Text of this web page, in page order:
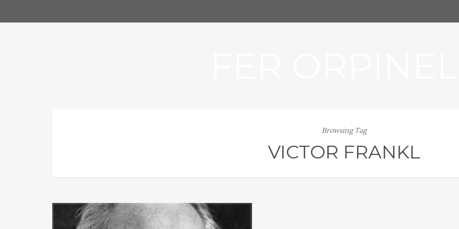
Browsing Tag
VICTOR FRANKL